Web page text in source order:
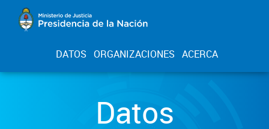
DATOS ORGANIZACIONES ACERCA
Datos